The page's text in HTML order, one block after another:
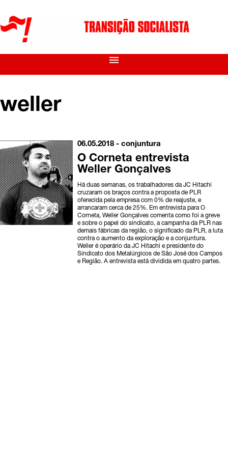
menu
weller
06.05.2018 -conjuntura
O Corneta entrevista
Weller Gonçalves
Há duas semanas, os trabalhadores da JC Hitachi
cruzaram os braços contra a proposta de PLR
oferecida pela empresa com 0% de reajuste, e
arrancaram cerca de 25%. Em entrevista para O
Corneta, Weller Gonçalves comenta como foi a greve
e sobre o papel do sindicato, a campanha da PLR nas
demais fábricas da região, o significado da PLR, a luta
contra o aumento da exploração e a conjuntura.
Weller é operário da JC Hitachi e presidente do
Sindicato dos Metalúrgicos de São José dos Campos
e Região. A entrevista está dividida em quatro partes.